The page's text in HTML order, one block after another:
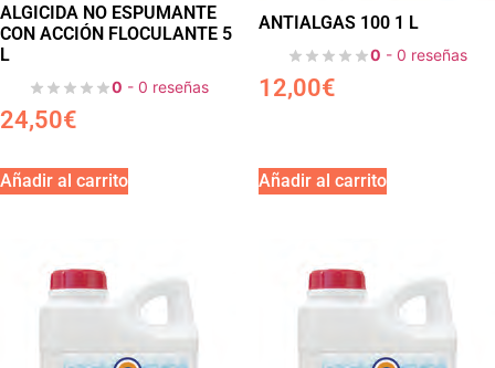
ALGICIDA NO ESPUMANTE
CON ACCIÓN FLOCULANTE 5
L
0 - 0 reseñas
24,50€
Añadir al carrito
ANTIALGAS 100 1 L
0 - 0 reseñas
12,00€
Añadir al carrito